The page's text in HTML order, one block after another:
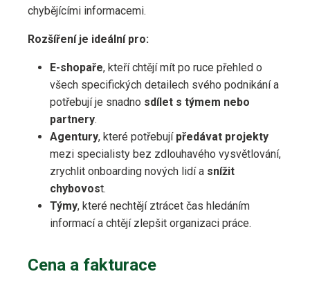
chybějícími informacemi.
Rozšíření je ideální pro:
E-shopaře, kteří chtějí mít po ruce přehled o
všech specifických detailech svého podnikání a
potřebují je snadno sdílet s týmem nebo
partnery.
Agentury, které potřebují předávat projekty
mezi specialisty bez zdlouhavého vysvětlování,
zrychlit onboarding nových lidí a snížit
chybovost.
Týmy, které nechtějí ztrácet čas hledáním
informací a chtějí zlepšit organizaci práce.
Cena a fakturace